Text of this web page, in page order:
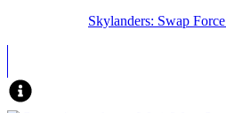
Skylanders: Swap